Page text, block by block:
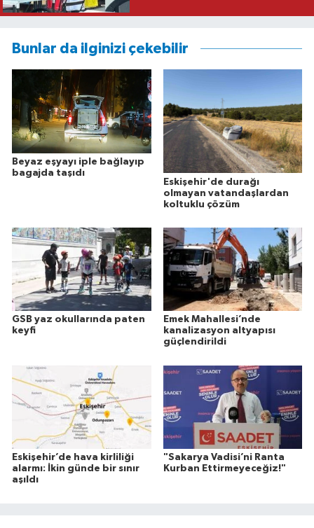
Bunlar da ilginizi çekebilir
Beyaz eşyayı iple bağlayıp
bagajda taşıdı
Eskişehir'de durağı
olmayan vatandaşlardan
koltuklu çözüm
GSB yaz okullarında paten
keyfi
Emek Mahallesi’nde
kanalizasyon altyapısı
güçlendirildi
Eskişehir’de hava kirliliği
alarmı: İkin günde bir sınır
aşıldı
"Sakarya Vadisi’ni Ranta
Kurban Ettirmeyeceğiz!"